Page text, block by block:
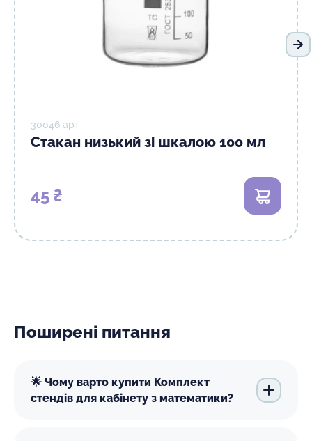
30046 арт
Стакан низький зі шкалою 100 мл
45 ₴ В кошик
Поширені питання
🌟 Чому варто купити Комплект
стендів для кабінету з математики?